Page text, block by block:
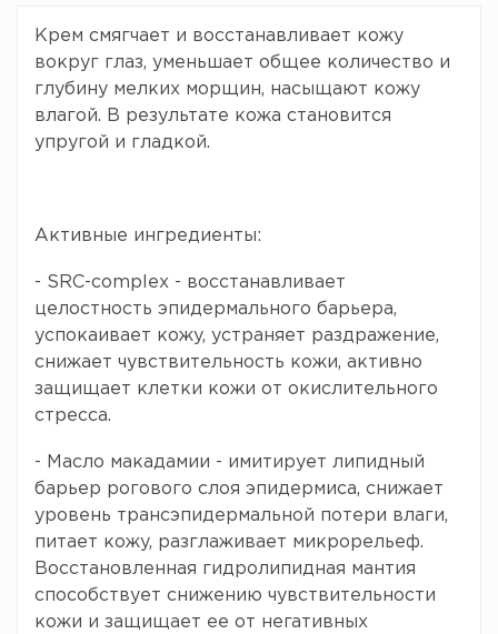
Крем смягчает и восстанавливает кожу
вокруг глаз, уменьшает общее количество и
глубину мелких морщин, насыщают кожу
влагой. В результате кожа становится
упругой и гладкой.
Активные ингредиенты:
- SRC-complex - восстанавливает
целостность эпидермального барьера,
успокаивает кожу, устраняет раздражение,
снижает чувствительность кожи, активно
защищает клетки кожи от окислительного
стресса.
- Масло макадамии - имитирует липидный
барьер рогового слоя эпидермиса, снижает
уровень трансэпидермальной потери влаги,
питает кожу, разглаживает микрорельеф.
Восстановленная гидролипидная мантия
способствует снижению чувствительности
кожи и защищает ее от негативных